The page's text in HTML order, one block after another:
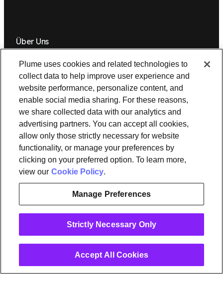
Über Uns
Tools und Informationen
OpenSyncRessourcenSupportDemo anfordern
Kontaktieren Sie uns
Rechtliches
DatenschutzbestimmungenPlume Trust Center Cookies
Impressum
instagram
linkedin
Ⓒ 2026 Plume Design, Inc. Alle Rechte vorbehalten. Adaptive,
From Here, WorldPass, sowie das Plume- und das OpenSync-Logo,
um nur einige zu nennen, sind Handelsmarken oder eingetragene
Handelsmarken von Plume Design, Inc. Weitere Informationen
finden Sie in denRichtlinien zur Markennutzung.
Plume uses cookies and related technologies to
collect data to help improve user experience and
website performance, personalize content, and
enable social media sharing. For these reasons,
we share collected data with our analytics and
advertising partners. You can accept all cookies,
allow only those strictly necessary for website
functionality, or manage your preferences by
clicking on your preferred option. To learn more,
view our Cookie Policy.
Manage Preferences
Strictly Necessary Only
Accept All Cookies